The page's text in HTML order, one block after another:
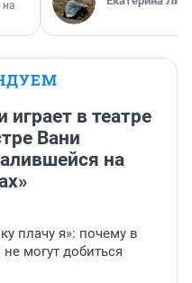
на
играет в театре
Вани
на
плачу я»: почему в
могут добиться